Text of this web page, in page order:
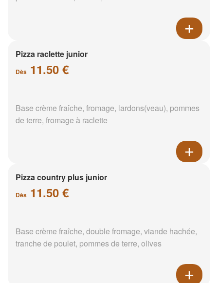
Pizza raclette junior
Dès 11.50 €
Base crème fraîche, fromage, lardons(veau), pommes
de terre, fromage à raclette
Pizza country plus junior
Dès 11.50 €
Base crème fraîche, double fromage, viande hachée,
tranche de poulet, pommes de terre, olives